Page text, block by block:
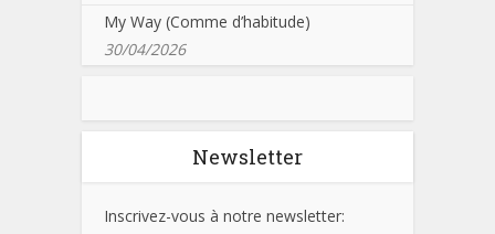
My Way (Comme d’habitude)
30/04/2026
Newsletter
Inscrivez-vous à notre newsletter: